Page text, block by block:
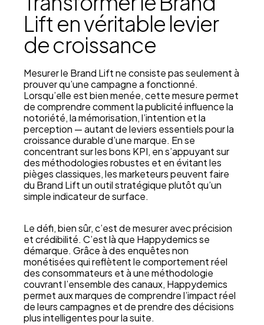
Lift en véritable levier
de croissance
Mesurer le Brand Lift ne consiste pas seulement à
prouver qu’une campagne a fonctionné.
Lorsqu’elle est bien menée, cette mesure permet
de comprendre comment la publicité influence la
notoriété, la mémorisation, l’intention et la
perception — autant de leviers essentiels pour la
croissance durable d’une marque. En se
concentrant sur les bons KPI, en s’appuyant sur
des méthodologies robustes et en évitant les
pièges classiques, les marketeurs peuvent faire
du Brand Lift un outil stratégique plutôt qu’un
simple indicateur de surface.
Le défi, bien sûr, c’est de mesurer avec précision
et crédibilité. C’est là que Happydemics se
démarque. Grâce à des enquêtes non
monétisées qui reflètent le comportement réel
des consommateurs et à une méthodologie
couvrant l’ensemble des canaux, Happydemics
permet aux marques de comprendre l’impact réel
de leurs campagnes et de prendre des décisions
plus intelligentes pour la suite.